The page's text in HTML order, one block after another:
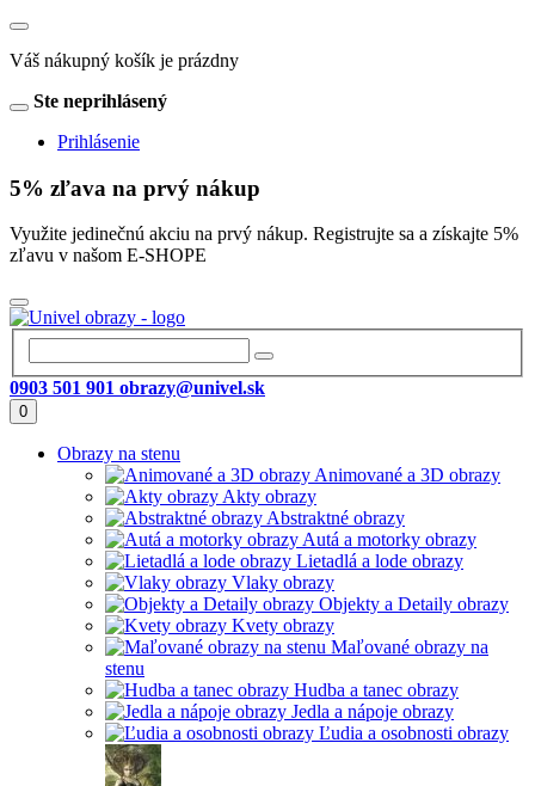
Váš nákupný košík je prázdny
Ste neprihlásený
Prihlásenie
5% zľava na prvý nákup
Využite jedinečnú akciu na prvý nákup. Registrujte sa a získajte 5%
zľavu v našom E-SHOPE
0903 501 901 obrazy@univel.sk
0
Obrazy na stenu
Animované a 3D obrazy
Akty obrazy
Abstraktné obrazy
Autá a motorky obrazy
Lietadlá a lode obrazy
Vlaky obrazy
Objekty a Detaily obrazy
Kvety obrazy
Maľované obrazy na
stenu
Hudba a tanec obrazy
Jedla a nápoje obrazy
Ľudia a osobnosti obrazy